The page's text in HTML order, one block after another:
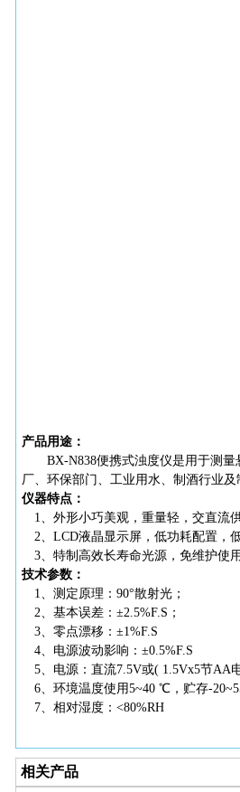
产品用途：
BX-N838便携式浊度仪是用于测
厂、环保部门、工业用水、制酒行业
仪器特点：
1、外形小巧美观，重量轻，交直流
2、LCD液晶显示屏，低功耗配
3、特制高效长寿命光源，免维护使
技术参数：
1、测定原理：90°散射光；
2、基本误差：±2.5%F.S；
3、零点漂移：±1%F.S
4、电源波动影响：±0.5%F.S
5、电源：直流7.5V或( 1.5Vx5节AA
6、环境温度使用5~40 ℃，贮存-
7、相对湿度：<80%RH
相关产品